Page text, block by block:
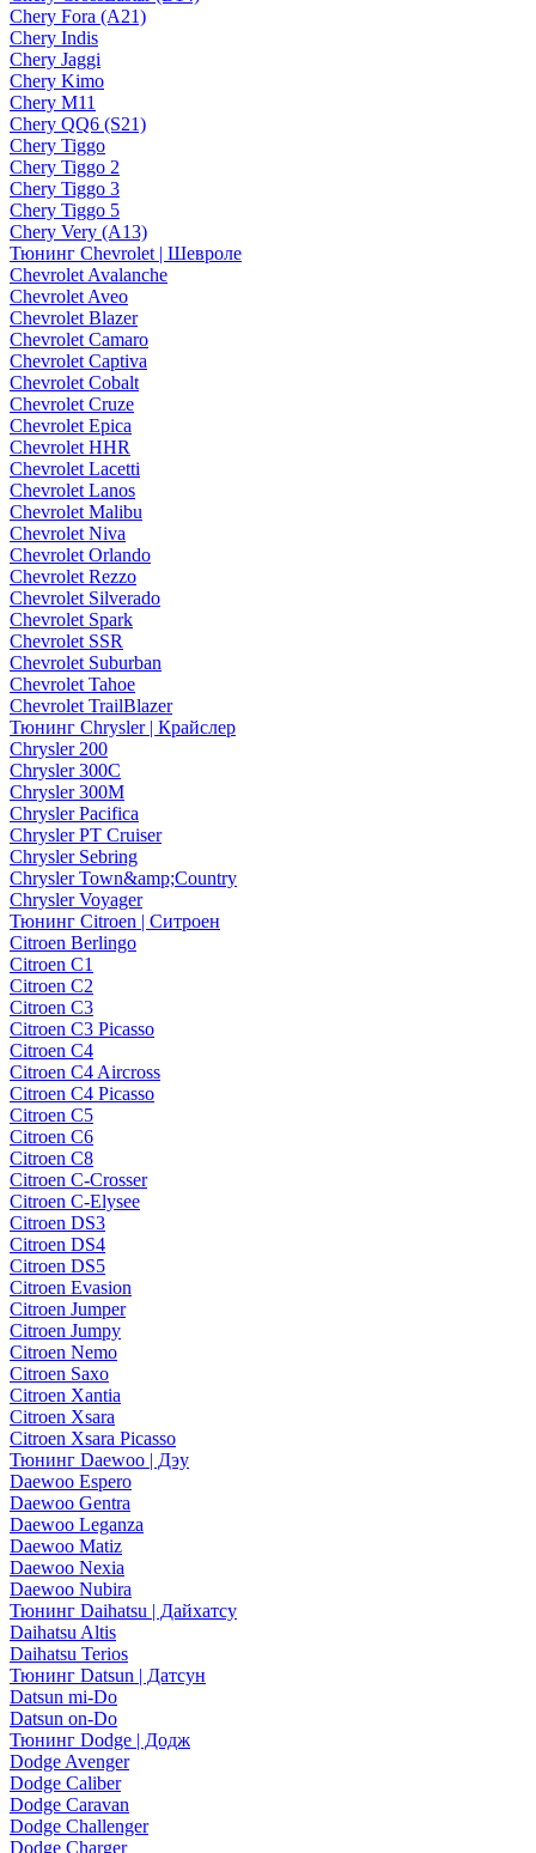
Chery Fora (A21)
Chery Indis
Chery Jaggi
Chery Kimo
Chery M11
Chery QQ6 (S21)
Chery Tiggo
Chery Tiggo 2
Chery Tiggo 3
Chery Tiggo 5
Chery Very (A13)
Тюнинг Chevrolet | Шевроле
Chevrolet Avalanche
Chevrolet Aveo
Chevrolet Blazer
Chevrolet Camaro
Chevrolet Captiva
Chevrolet Cobalt
Chevrolet Cruze
Chevrolet Epica
Chevrolet HHR
Chevrolet Lacetti
Chevrolet Lanos
Chevrolet Malibu
Chevrolet Niva
Chevrolet Orlando
Chevrolet Rezzo
Chevrolet Silverado
Chevrolet Spark
Chevrolet SSR
Chevrolet Suburban
Chevrolet Tahoe
Chevrolet TrailBlazer
Тюнинг Chrysler | Крайслер
Chrysler 200
Chrysler 300C
Chrysler 300M
Chrysler Pacifica
Chrysler PT Cruiser
Chrysler Sebring
Chrysler Town&amp;Country
Chrysler Voyager
Тюнинг Citroen | Ситроен
Citroen Berlingo
Citroen C1
Citroen C2
Citroen C3
Citroen C3 Picasso
Citroen C4
Citroen C4 Aircross
Citroen C4 Picasso
Citroen C5
Citroen C6
Citroen C8
Citroen C-Crosser
Citroen C-Elysee
Citroen DS3
Citroen DS4
Citroen DS5
Citroen Evasion
Citroen Jumper
Citroen Jumpy
Citroen Nemo
Citroen Saxo
Citroen Xantia
Citroen Xsara
Citroen Xsara Picasso
Тюнинг Daewoo | Дэу
Daewoo Espero
Daewoo Gentra
Daewoo Leganza
Daewoo Matiz
Daewoo Nexia
Daewoo Nubira
Тюнинг Daihatsu | Дайхатсу
Daihatsu Altis
Daihatsu Terios
Тюнинг Datsun | Датсун
Datsun mi-Do
Datsun on-Do
Тюнинг Dodge | Додж
Dodge Avenger
Dodge Caliber
Dodge Caravan
Dodge Challenger
Dodge Charger